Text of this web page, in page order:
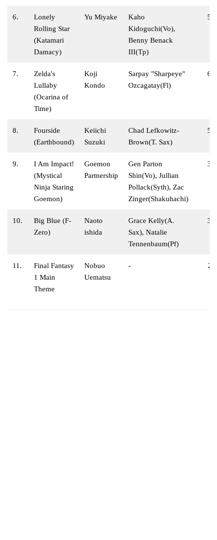
6.
Lonely
Rolling Star
(Katamari
Damacy)
Yu Miyake
Kaho
Kidoguchi(Vo),
Benny Benack
III(Tp)
7.
Zelda's
Lullaby
(Ocarina of
Time)
Koji
Kondo
Sarpay "Sharpeye"
Ozcagatay(Fl)
8.
Fourside
(Earthbound)
Keiichi
Suzuki
Chad Lefkowitz-
Brown(T. Sax)
9.
I Am Impact!
(Mystical
Ninja Staring
Goemon)
Goemon
Partnership
Gen Parton
Shin(Vo), Jullian
Pollack(Syth), Zac
Zinger(Shakuhachi)
10.
Big Blue (F-
Zero)
Naoto
ishida
Grace Kelly(A.
Sax), Natalie
Tennenbaum(Pf)
11.
Final Fantasy
1 Main
Theme
Nobuo
Uematsu
-